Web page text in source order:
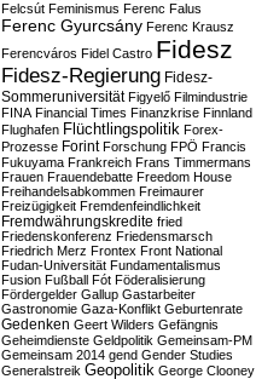
Felcsút Feminismus Ferenc Falus
Ferenc Gyurcsány Ferenc Krausz
Ferencváros Fidel Castro Fidesz
Fidesz-Regierung Fidesz-
Sommeruniversität Figyelő Filmindustrie
FINA Financial Times Finanzkrise Finnland
Flughafen Flüchtlingspolitik Forex-
Prozesse Forint Forschung FPÖ Francis
Fukuyama Frankreich Frans Timmermans
Frauen Frauendebatte Freedom House
Freihandelsabkommen Freimaurer
Freizügigkeit Fremdenfeindlichkeit
Fremdwährungskredite fried
Friedenskonferenz Friedensmarsch
Friedrich Merz Frontex Front National
Fudan-Universität Fundamentalismus
Fusion Fußball Fót Föderalisierung
Fördergelder Gallup Gastarbeiter
Gastronomie Gaza-Konflikt Geburtenrate
Gedenken Geert Wilders Gefängnis
Geheimdienste Geldpolitik Gemeinsam-PM
Gemeinsam 2014 gend Gender Studies
Generalstreik Geopolitik George Clooney